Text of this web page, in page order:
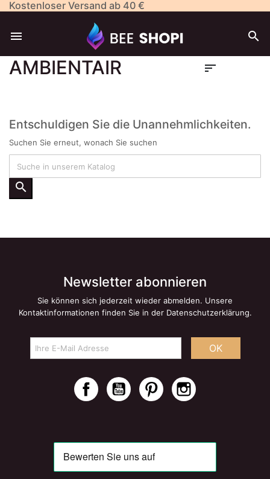
Kostenloser Versand ab 40 €
 
AMBIENTAIR 
Entschuldigen Sie die Unannehmlichkeiten.
Suchen Sie erneut, wonach Sie suchen

Newsletter abonnieren
Sie können sich jederzeit wieder abmelden. Unsere
Kontaktinformationen finden Sie in der Datenschutzerklärung.
OK
Facebook YouTube Pinterest